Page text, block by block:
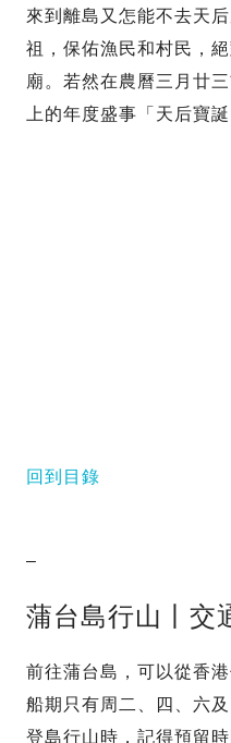
來到離島又怎能不去天
祖，保佑漁民和村民，
廟。若然在農曆三月廿
上的年度盛事「天后寶誕
回到目錄
–
蒲台島行山丨交
前往蒲台島，可以從香
船期只有周二、四、六
登島行山時，記得預留